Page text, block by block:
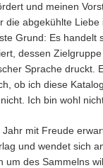
und meinen
die abgekühlte
Grund: Es handelt
dessen
Sprache druckt.
ob ich diese
Ich bin wohl
Jahr mit Freude
und wendet sich
um des Sammelns